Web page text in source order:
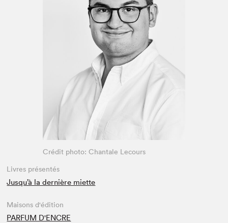
Espace enseignant·e·s
Crédit photo: Chantale Lecours
Livres présentés
Jusqu’à la dernière miette
Maisons d'édition
PARFUM D'ENCRE